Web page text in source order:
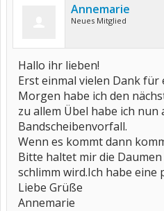
Annemarie
Neues Mitglied
Hallo ihr lieben!
Erst einmal vielen Dank
Morgen habe ich den
zu allem Übel habe ich nun
Bandscheibenvorfall.
Wenn es kommt dann
Bitte haltet mir die
schlimm wird.Ich habe eine
Liebe Grüße
Annemarie